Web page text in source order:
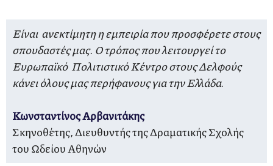
Είναι ανεκτίμητη η εμπειρία που προσφέρετε στους
σπουδαστές μας. Ο τρόπος που λειτουργεί το
Ευρωπαϊκό Πολιτιστικό Κέντρο στους Δελφούς
κάνει όλους μας περήφανους για την Ελλάδα.
Κωνσταντίνος Αρβανιτάκης
Σκηνοθέτης, Διευθυντής της Δραματικής Σχολής
του Ωδείου Αθηνών